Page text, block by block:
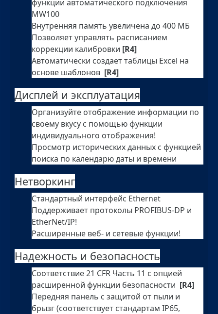
функции автоматического подключения
MW100
Внутренняя память увеличена до 400 МБ
Позволяет управлять расписанием
коррекции калибровки [R4]
Автоматически создает таблицы Excel на
основе шаблонов [R4]
Дисплей и эксплуатация
Организуйте отображение информации по
своему вкусу с помощью функции
индивидуального отображения!
Просмотр исторических данных с функцией
поиска по календарю даты и времени
Нетворкинг
Стандартный интерфейс Ethernet
Поддерживает протоколы PROFIBUS-DP и
EtherNet/IP!
Расширенные веб- и сетевые функции!
Надежность и безопасность
Соответствие 21 CFR Часть 11 с опцией
расширенной функции безопасности [R4]
Передняя панель с защитой от пыли и
брызг (соответствует стандартам IP65,